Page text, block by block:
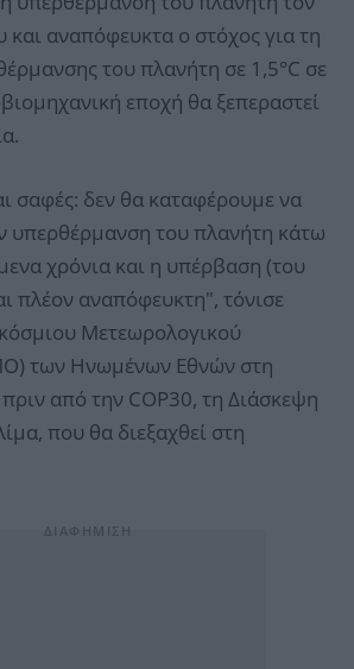
και αναπόφευκτα ο στόχος για τη
του πλανήτη σε 1,5°C σε
εποχή θα ξεπεραστεί
σαφές: δεν θα καταφέρουμε να
υπερθέρμανση του πλανήτη κάτω
χρόνια και η υπέρβαση (του
πλέον αναπόφευκτη", τόνισε
Μετεωρολογικού
των Ηνωμένων Εθνών στη
από την COP30, τη Διάσκεψη
που θα διεξαχθεί στη